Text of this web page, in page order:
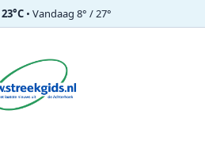
23°C • Vandaag 8° / 27°